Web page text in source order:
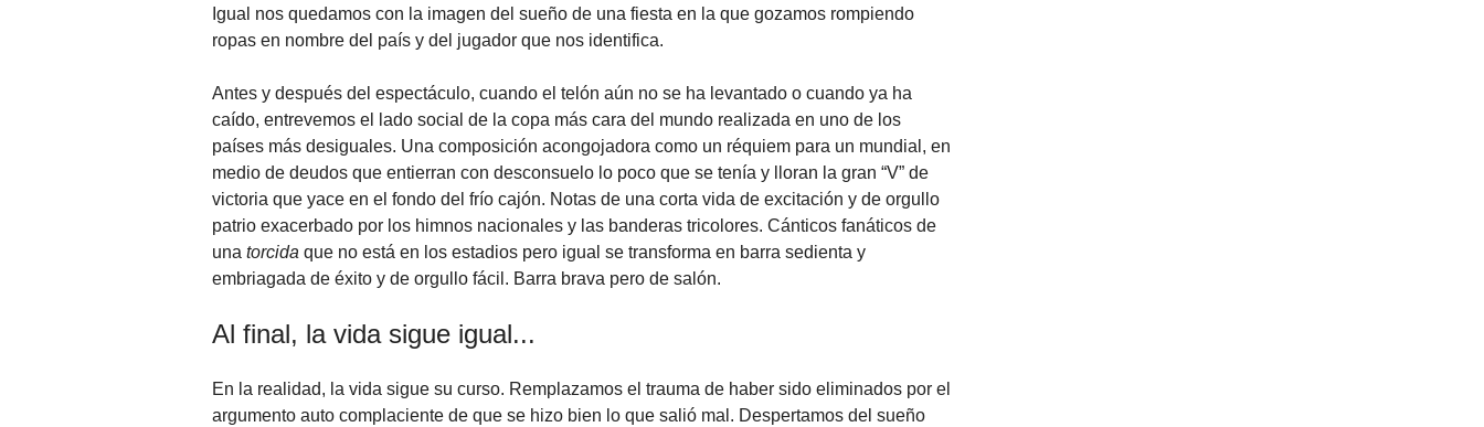
Igual nos quedamos con la imagen del sueño de una fiesta en la que gozamos rompiendo
ropas en nombre del país y del jugador que nos identifica.
Antes y después del espectáculo, cuando el telón aún no se ha levantado o cuando ya ha
caído, entrevemos el lado social de la copa más cara del mundo realizada en uno de los
países más desiguales. Una composición acongojadora como un réquiem para un mundial, en
medio de deudos que entierran con desconsuelo lo poco que se tenía y lloran la gran “V” de
victoria que yace en el fondo del frío cajón. Notas de una corta vida de excitación y de orgullo
patrio exacerbado por los himnos nacionales y las banderas tricolores. Cánticos fanáticos de
una torcida que no está en los estadios pero igual se transforma en barra sedienta y
embriagada de éxito y de orgullo fácil. Barra brava pero de salón.
Al final, la vida sigue igual...
En la realidad, la vida sigue su curso. Remplazamos el trauma de haber sido eliminados por el
argumento auto complaciente de que se hizo bien lo que salió mal. Despertamos del sueño